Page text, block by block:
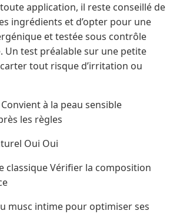
application, il reste conseillé de
ingrédients et d’opter pour une
et testée sous contrôle
Un test préalable sur une petite
tout risque d’irritation ou
à la peau sensible
les règles
Oui Oui
classique Vérifier la composition
musc intime pour optimiser ses